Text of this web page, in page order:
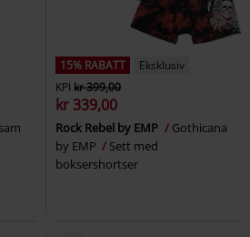
15% RABATT
Eksklusiv
KPI kr 399,00
kr 339,00
Rock Rebel by EMP
Gothicana
by EMP
Sett med
boksershortser